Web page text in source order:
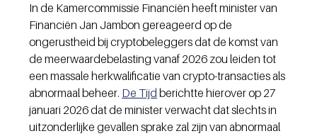
In de Kamercommissie Financiën heeft minister van
Financiën Jan Jambon gereageerd op de
ongerustheid bij cryptobeleggers dat de komst van
de meerwaardebelasting vanaf 2026 zou leiden tot
een massale herkwalificatie van crypto-transacties als
abnormaal beheer. De Tijd berichtte hierover op 27
januari 2026 dat de minister verwacht dat slechts in
uitzonderlijke gevallen sprake zal zijn van abnormaal